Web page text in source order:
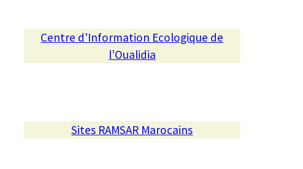
Centre d'Information Ecologique de
l’Oualidia
Sites RAMSAR Marocains